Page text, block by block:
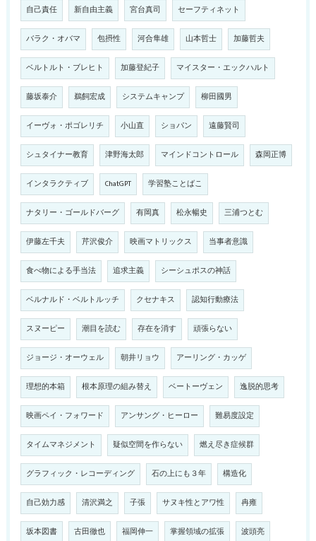
自己責任 新自由主義 宮台真司 セーフティネット
バラク・オバマ 包摂性 河合隼雄 山本哲士 加藤哲夫
ベルトルト・ブレヒト 加藤登紀子 マイスター・エックハルト
藤坂泰介 鵜飼宏成 システムキャンプ 柳田國男
イーヴォ・ポゴレリチ 小山直 ショパン 遠藤賢司
シュタイナー教育 津野海太郎 マインドコントロール 森岡正博
インタラクティブ ChatGPT 学習塾ことばこ
ナタリー・ゴールドバーグ 有岡真 松永暢史 三浦つとむ
伊藤左千夫 芹沢俊介 映画マトリックス 当事者意識
食べ物による手当法 追求主義 シーシュポスの神話
ベルナルド・ベルトルッチ クセナキス 認知行動療法
スヌーピー 潮目を読む 存在を消す 頑張らない
ジョージ・オーウェル 朝井リョウ アーリング・カッゲ
理想的本箱 根本原理の組み替え ベートーヴェン 逸脱的思考
映画ペイ・フォワード アンサング・ヒーロー 難易度設定
タイムマネジメント 疑似空間を作らない 燃え尽き症候群
グラフィック・レコーディング 石の上にも３年 構造化
自己効力感 清沢満之 子張 サヌキ性とアワ性 冉雍
坂本図書 古田徹也 福岡伸一 掌握領域の拡張 波頭亮